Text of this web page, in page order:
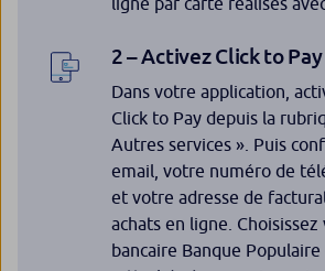
2 – Activez Click to Pay
Dans votre application,
Click to Pay depuis la
Autres services ». Puis
email, votre numéro de
et votre adresse de
achats en ligne.
bancaire Banque Populaire